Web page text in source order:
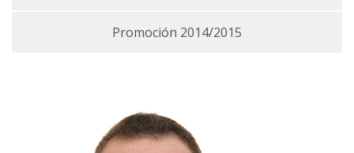
Promoción 2014/2015